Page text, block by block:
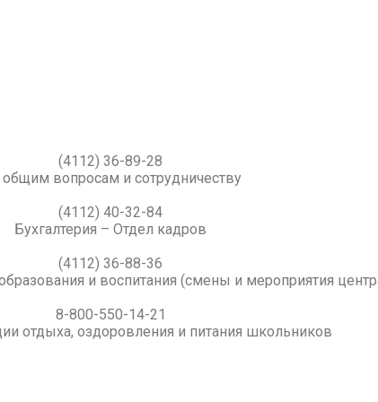
(4112) 36-89-28
вопросам и сотрудничеству
(4112) 40-32-84
Бухгалтерия – Отдел кадров
(4112) 36-88-36
и воспитания (смены и мероприятия
8-800-550-14-21
отдыха, оздоровления и питания школьников